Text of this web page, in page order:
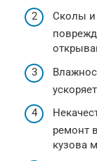
Сколы и
ремонт
кузова